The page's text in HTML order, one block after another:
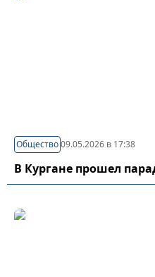
Общество09.05.2026 в 17:38
В Кургане прошел